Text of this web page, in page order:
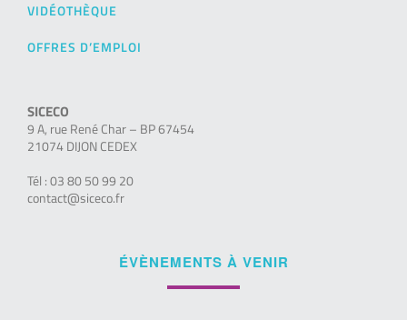
VIDÉOTHÈQUE
OFFRES D’EMPLOI
SICECO
9 A, rue René Char – BP 67454
21074 DIJON CEDEX
Tél : 03 80 50 99 20
contact@siceco.fr
ÉVÈNEMENTS À VENIR